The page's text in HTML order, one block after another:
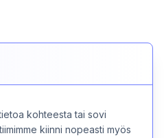
kohteesta tai sovi
kiinni nopeasti myös